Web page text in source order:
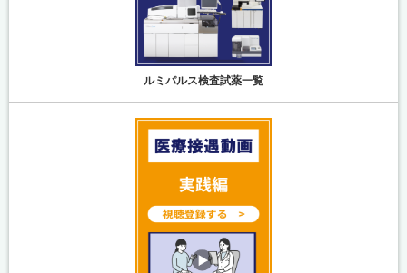
ルミパルス検査試薬一覧